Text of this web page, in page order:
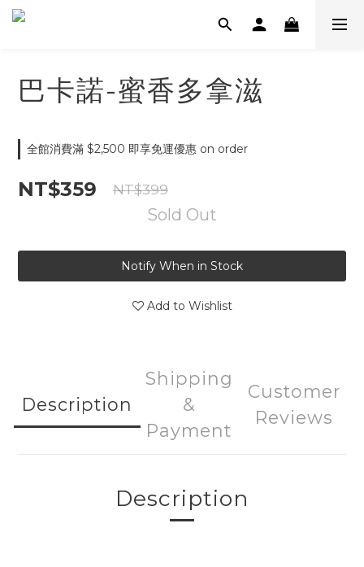
巴卡諾-蜜香多拿滋
全館消費滿 $2,500 即享免運優惠 on order
NT$359 NT$399
Sold Out
Notify When in Stock
Add to Wishlist
Description
Shipping
&
Payment
Customer
Reviews
Description